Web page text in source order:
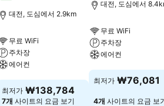
대전, 도심에서 2.9km
무료 WiFi
주차장
에어컨
요금 보기
최저가 ₩138,784
7개 사이트의 요금 보기
대전, 도심에서
무료 WiFi
주차장
에어컨
요금 보기
최저가 ₩76,081
4개 사이트의 요금 보